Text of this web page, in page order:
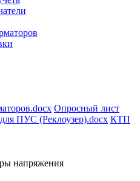
Опросный лист
ПУС (Реклоузер).docx КТП
напряжения